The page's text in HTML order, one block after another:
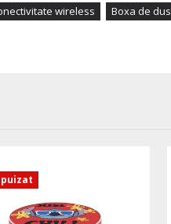
wireless Boxa de dus